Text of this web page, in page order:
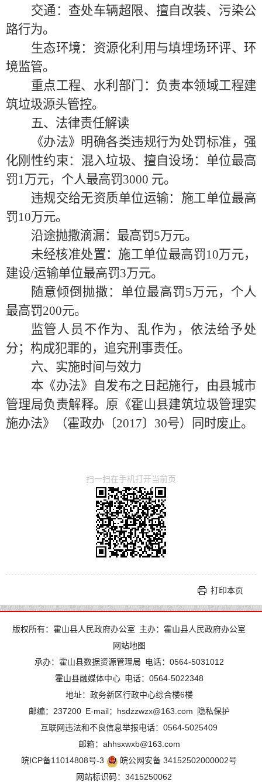
交通：查处车辆超限、擅自改装、污染公
路行为。
生态环境：资源化利用与填埋场环评、环
境监管。
重点工程、水利部门：负责本领域工程建
筑垃圾源头管控。
五、法律责任解读
《办法》明确各类违规行为处罚标准，强
化刚性约束： 混入垃圾、擅自设场：单位最高
罚1万元，个人最高罚3000 元。
违规交给无资质单位运输：施工单位最高
罚10万元。
沿途抛撒滴漏：最高罚5万元。
未经核准处置：施工单位最高罚10万元，
建设/运输单位最高罚3万元。
随意倾倒抛撒：单位最高罚5万元，个人
最高罚200元。
监管人员不作为、乱作为，依法给予处
分；构成犯罪的，追究刑事责任。
六、实施时间与效力
本《办法》自发布之日起施行，由县城市
管理局负责解释。原《霍山县建筑垃圾管理实
施办法》（霍政办〔2017〕30号）同时废止。
扫一扫在手机打开当前页
打印本页
版权所有：霍山县人民政府办公室 主办：霍山县人民政府办公室
网站地图
承办：霍山县数据资源管理局 电话：0564-5031012
霍山县融媒体中心 电话：0564-5022348
地址：政务新区行政中心综合楼6楼
邮编：237200 E-mail：hsdzzwzx@163.com
隐私保护
互联网违法和不良信息举报电话：0564-5025409
邮箱：ahhsxwxb@163.com
皖ICP备11014808号-3
皖公网安备 34152502000002号
网站标识码：3415250062